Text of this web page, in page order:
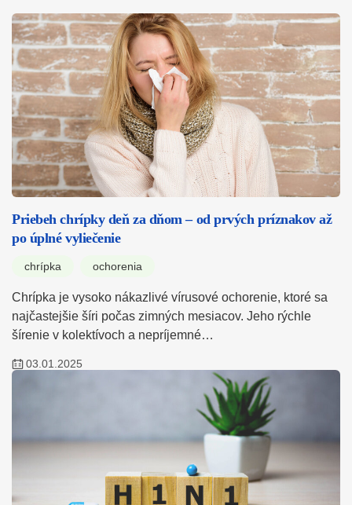
Priebeh chrípky deň za dňom – od prvých príznakov až
po úplné vyliečenie
chrípka ochorenia
Chrípka je vysoko nákazlivé vírusové ochorenie, ktoré sa
najčastejšie šíri počas zimných mesiacov. Jeho rýchle
šírenie v kolektívoch a nepríjemné…
03.01.2025